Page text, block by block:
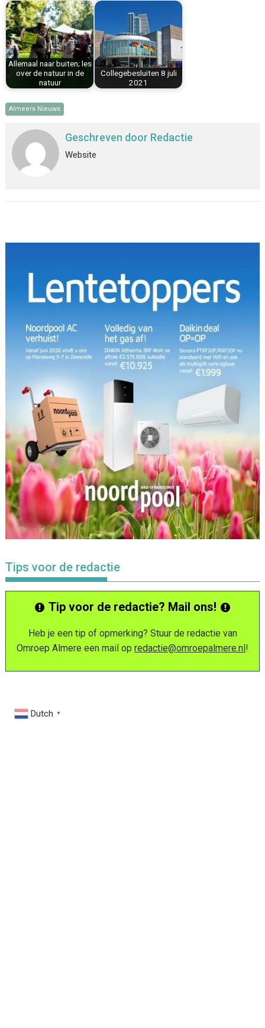
Allemaal naar buiten; les
over de natuur in de
natuur
Collegebesluiten 8 juli
2021
Almeers Nieuws
Geschreven door Redactie
Website
Tips voor de redactie
Tip voor de redactie? Mail ons!
Heb je een tip of opmerking? Stuur de redactie van
Omroep Almere een mail op redactie@omroepalmere.nl!
Dutch ▼